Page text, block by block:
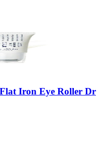
Iron Eye Roller Dr